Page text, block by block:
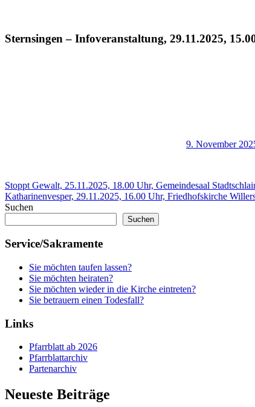
Sternsingen – Infoveranstaltung, 29.11.2025,
9. November
Beitragsnavigation
Vorheriger
Beitrag:
Stoppt Gewalt, 25.11.2025, 18.00 Uhr, Gemeindesaal
Nächster
Beitrag:
Katharinenvesper, 29.11.2025, 16.00 Uhr, Friedhofskirche
Suchen
Suchen
Service/Sakramente
Sie möchten taufen lassen?
Sie möchten heiraten?
Sie möchten wieder in die Kirche eintreten?
Sie betrauern einen Todesfall?
Links
Pfarrblatt ab 2026
Pfarrblattarchiv
Partenarchiv
Neueste Beiträge